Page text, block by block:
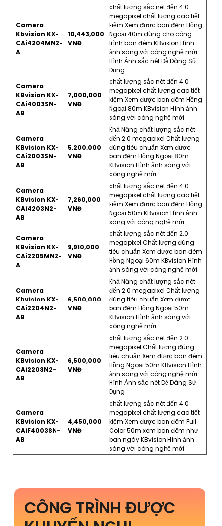
Camera
Kbvision KX-
CAi4204MN2-
A
10,443,000
VNĐ
chất lượng sắc nét đến 4.0
megapixel chất lượng cao tiết
kiệm Xem được ban đêm Hồng
Ngoại 40m dùng cho công
trình ban đêm KBvision Hình
ảnh sáng với công nghệ mới
Hình Ảnh sắc nét Dễ Dàng Sử
Dụng
Camera
KBvision KX-
CAi4003SN-
AB
7,000,000
VNĐ
chất lượng sắc nét đến 4.0
megapixel chất lượng cao tiết
kiệm Xem được ban đêm Hồng
Ngoại 80m KBvision Hình ảnh
sáng với công nghệ mới
Camera
KBvision KX-
CAi2003SN-
AB
5,200,000
VNĐ
Khả Năng chất lượng sắc nét
đến 2.0 megapixel Chất lượng
đúng tiêu chuẩn Xem được
ban đêm Hồng Ngoại 80m
KBvision Hình ảnh sáng với
công nghệ mới
Camera
KBvision KX-
CAi4203N2-
AB
7,260,000
VNĐ
chất lượng sắc nét đến 4.0
megapixel chất lượng cao tiết
kiệm Xem được ban đêm Hồng
Ngoại 50m KBvision Hình ảnh
sáng với công nghệ mới
Camera
KBvision KX-
CAi2205MN2-
A
9,910,000
VNĐ
chất lượng sắc nét đến 2.0
megapixel Chất lượng đúng
tiêu chuẩn Xem được ban đêm
Hồng Ngoại 60m KBvision Hình
ảnh sáng với công nghệ mới
Camera
Kbvision KX-
CAi2204N2-
AB
6,500,000
VNĐ
Khả Năng chất lượng sắc nét
đến 2.0 megapixel Chất lượng
đúng tiêu chuẩn Xem được
ban đêm Hồng Ngoại 50m
KBvision Hình ảnh sáng với
công nghệ mới
Camera
KBvision KX-
CAi2203N2-
AB
6,500,000
VNĐ
chất lượng sắc nét đến 2.0
megapixel Chất lượng đúng
tiêu chuẩn Xem được ban đêm
Hồng Ngoại 50m KBvision Hình
ảnh sáng với công nghệ mới
Hình Ảnh sắc nét Dễ Dàng Sử
Dụng
Camera
KBvision KX-
CAiF4003SN-
AB
4,450,000
VNĐ
chất lượng sắc nét đến 4.0
megapixel chất lượng cao tiết
kiệm Xem được ban đêm Full
Color 50m xem ban đêm như
ban ngày KBvision Hình ảnh
sáng với công nghệ mới
CÔNG TRÌNH ĐƯỢC